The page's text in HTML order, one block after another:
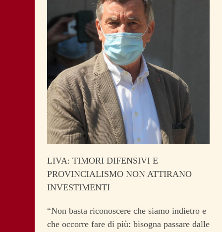
LIVA: TIMORI DIFENSIVI E
PROVINCIALISMO NON ATTIRANO
INVESTIMENTI
“Non basta riconoscere che siamo indietro e
che occorre fare di più: bisogna passare dalle